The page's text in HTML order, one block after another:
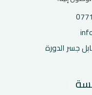
جسر الدورة